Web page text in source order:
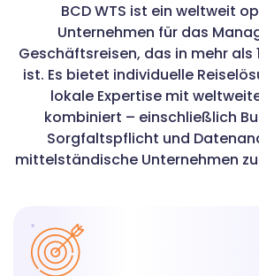
BCD WTS ist ein weltweit
Unternehmen für das
Geschäftsreisen, das in mehr als
ist. Es bietet individuelle
lokale Expertise mit
kombiniert – einschließlich
Sorgfaltspflicht und
mittelständische Unternehmen